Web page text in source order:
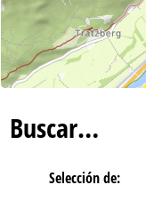
Buscar…
Selección de: